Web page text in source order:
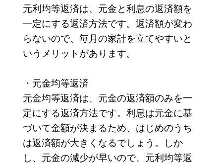
元利均等返済は、元金と利息の返済額を
一定にする返済方法です。返済額が変わ
らないので、毎月の家計を立てやすいと
いうメリットがあります。
・元金均等返済
元金均等返済は、元金の返済額のみを一
定にする返済方法です。利息は元金に基
づいて金額が決まるため、はじめのうち
は返済額が大きくなるでしょう。しか
し、元金の減少が早いので、元利均等返